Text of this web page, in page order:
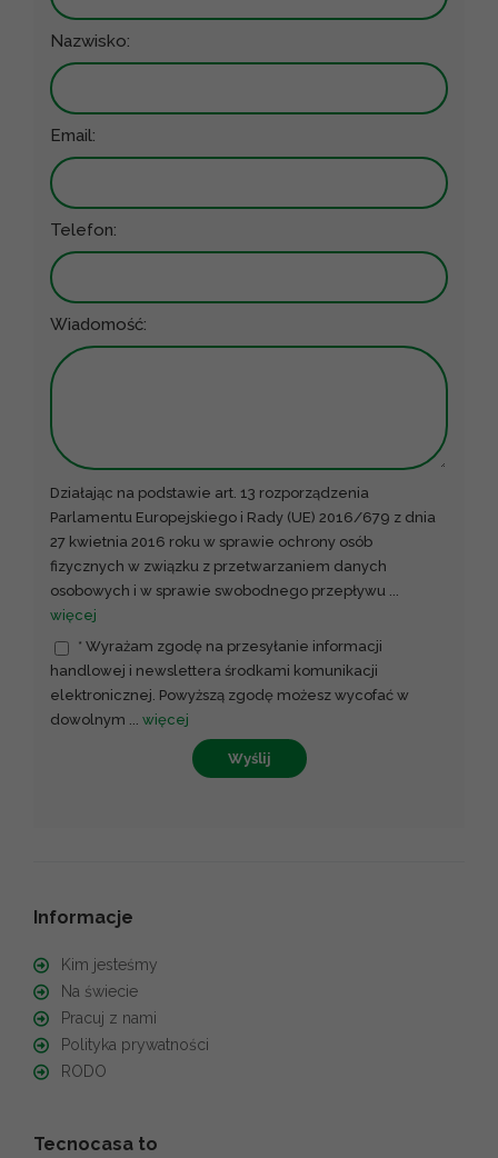
Nazwisko:
Email:
Telefon:
Wiadomość:
Działając na podstawie art. 13 rozporządzenia
Parlamentu Europejskiego i Rady (UE) 2016/679 z dnia
27 kwietnia 2016 roku w sprawie ochrony osób
fizycznych w związku z przetwarzaniem danych
osobowych i w sprawie swobodnego przepływu ...
więcej
* Wyrażam zgodę na przesyłanie informacji
handlowej i newslettera środkami komunikacji
elektronicznej. Powyższą zgodę możesz wycofać w
dowolnym ... więcej
Wyślij
Informacje
Kim jesteśmy
Na świecie
Pracuj z nami
Polityka prywatności
RODO
Tecnocasa to